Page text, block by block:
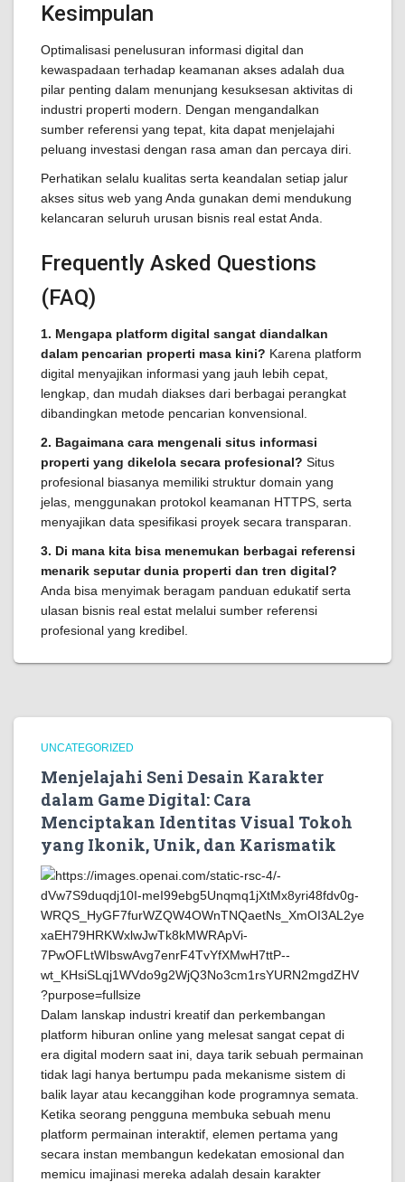
Kesimpulan
Optimalisasi penelusuran informasi digital dan
kewaspadaan terhadap keamanan akses adalah dua
pilar penting dalam menunjang kesuksesan aktivitas di
industri properti modern. Dengan mengandalkan
sumber referensi yang tepat, kita dapat menjelajahi
peluang investasi dengan rasa aman dan percaya diri.
Perhatikan selalu kualitas serta keandalan setiap jalur
akses situs web yang Anda gunakan demi mendukung
kelancaran seluruh urusan bisnis real estat Anda.
Frequently Asked Questions
(FAQ)
1. Mengapa platform digital sangat diandalkan
dalam pencarian properti masa kini? Karena platform
digital menyajikan informasi yang jauh lebih cepat,
lengkap, dan mudah diakses dari berbagai perangkat
dibandingkan metode pencarian konvensional.
2. Bagaimana cara mengenali situs informasi
properti yang dikelola secara profesional? Situs
profesional biasanya memiliki struktur domain yang
jelas, menggunakan protokol keamanan HTTPS, serta
menyajikan data spesifikasi proyek secara transparan.
3. Di mana kita bisa menemukan berbagai referensi
menarik seputar dunia properti dan tren digital?
Anda bisa menyimak beragam panduan edukatif serta
ulasan bisnis real estat melalui sumber referensi
profesional yang kredibel.
UNCATEGORIZED
Menjelajahi Seni Desain Karakter
dalam Game Digital: Cara
Menciptakan Identitas Visual Tokoh
yang Ikonik, Unik, dan Karismatik
Dalam lanskap industri kreatif dan perkembangan
platform hiburan online yang melesat sangat cepat di
era digital modern saat ini, daya tarik sebuah permainan
tidak lagi hanya bertumpu pada mekanisme sistem di
balik layar atau kecanggihan kode programnya semata.
Ketika seorang pengguna membuka sebuah menu
platform permainan interaktif, elemen pertama yang
secara instan membangun kedekatan emosional dan
memicu imajinasi mereka adalah desain karakter